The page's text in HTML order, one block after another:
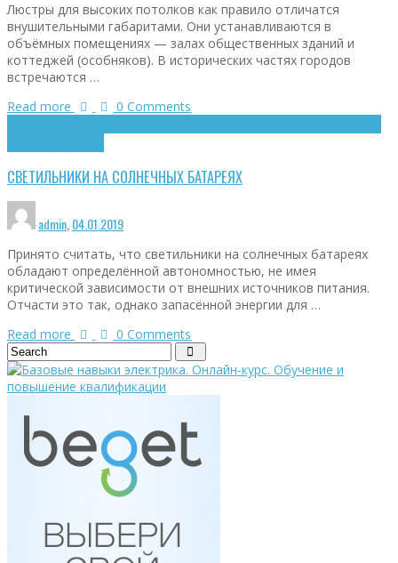
Люстры для высоких потолков как правило отличатся
внушительными габаритами. Они устанавливаются в
объёмных помещениях — залах общественных зданий и
коттеджей (особняков). В исторических частях городов
встречаются …
Read more
0 Comments
СВЕТИЛЬНИКИ НА СОЛНЕЧНЫХ БАТАРЕЯХ
admin 04.01.2019
Принято считать, что светильники на солнечных батареях
обладают определённой автономностью, не имея
критической зависимости от внешних источников питания.
Отчасти это так, однако запасённой энергии для …
Read more
0 Comments